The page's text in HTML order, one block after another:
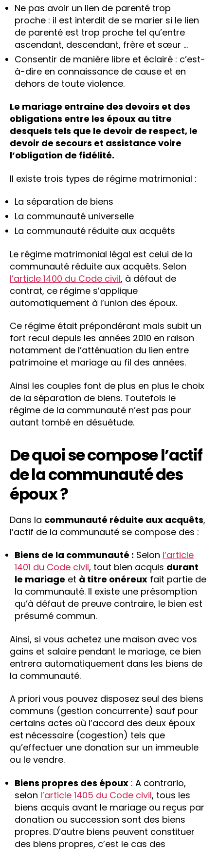
Ne pas avoir un lien de parenté trop
proche : il est interdit de se marier si le lien
de parenté est trop proche tel qu’entre
ascendant, descendant, frère et sœur …
Consentir de manière libre et éclairé : c’est-
à-dire en connaissance de cause et en
dehors de toute violence.
Le mariage entraine des devoirs et des
obligations entre les époux au titre
desquels tels que le devoir de respect, le
devoir de secours et assistance voire
l’obligation de fidélité.
Il existe trois types de régime matrimonial :
La séparation de biens
La communauté universelle
La communauté réduite aux acquêts
Le régime matrimonial légal est celui de la
communauté réduite aux acquêts. Selon
l’article 1400 du Code civil, à défaut de
contrat, ce régime s’applique
automatiquement à l’union des époux.
Ce régime était prépondérant mais subit un
fort recul depuis les années 2010 en raison
notamment de l’atténuation du lien entre
patrimoine et mariage au fil des années.
Ainsi les couples font de plus en plus le choix
de la séparation de biens. Toutefois le
régime de la communauté n’est pas pour
autant tombé en désuétude.
De quoi se compose l’actif
de la communauté des
époux ?
Dans la communauté réduite aux acquêts,
l’actif de la communauté se compose des :
Biens de la communauté : Selon l’article
1401 du Code civil, tout bien acquis durant
le mariage et à titre onéreux fait partie de
la communauté. Il existe une présomption
qu’à défaut de preuve contraire, le bien est
présumé commun.
Ainsi, si vous achetez une maison avec vos
gains et salaire pendant le mariage, ce bien
entrera automatiquement dans les biens de
la communauté.
A priori vous pouvez disposez seul des biens
communs (gestion concurrente) sauf pour
certains actes où l’accord des deux époux
est nécessaire (cogestion) tels que
qu’effectuer une donation sur un immeuble
ou le vendre.
Biens propres des époux : A contrario,
selon l’article 1405 du Code civil, tous les
biens acquis avant le mariage ou reçus par
donation ou succession sont des biens
propres. D’autre biens peuvent constituer
des biens propres, c’est le cas des